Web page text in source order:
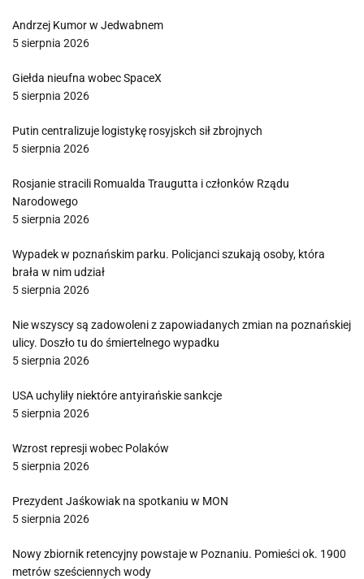
Andrzej Kumor w Jedwabnem
5 sierpnia 2026
Giełda nieufna wobec SpaceX
5 sierpnia 2026
Putin centralizuje logistykę rosyjskch sił zbrojnych
5 sierpnia 2026
Rosjanie stracili Romualda Traugutta i członków Rządu
Narodowego
5 sierpnia 2026
Wypadek w poznańskim parku. Policjanci szukają osoby, która
brała w nim udział
5 sierpnia 2026
Nie wszyscy są zadowoleni z zapowiadanych zmian na poznańskiej
ulicy. Doszło tu do śmiertelnego wypadku
5 sierpnia 2026
USA uchyliły niektóre antyirańskie sankcje
5 sierpnia 2026
Wzrost represji wobec Polaków
5 sierpnia 2026
Prezydent Jaśkowiak na spotkaniu w MON
5 sierpnia 2026
Nowy zbiornik retencyjny powstaje w Poznaniu. Pomieści ok. 1900
metrów sześciennych wody